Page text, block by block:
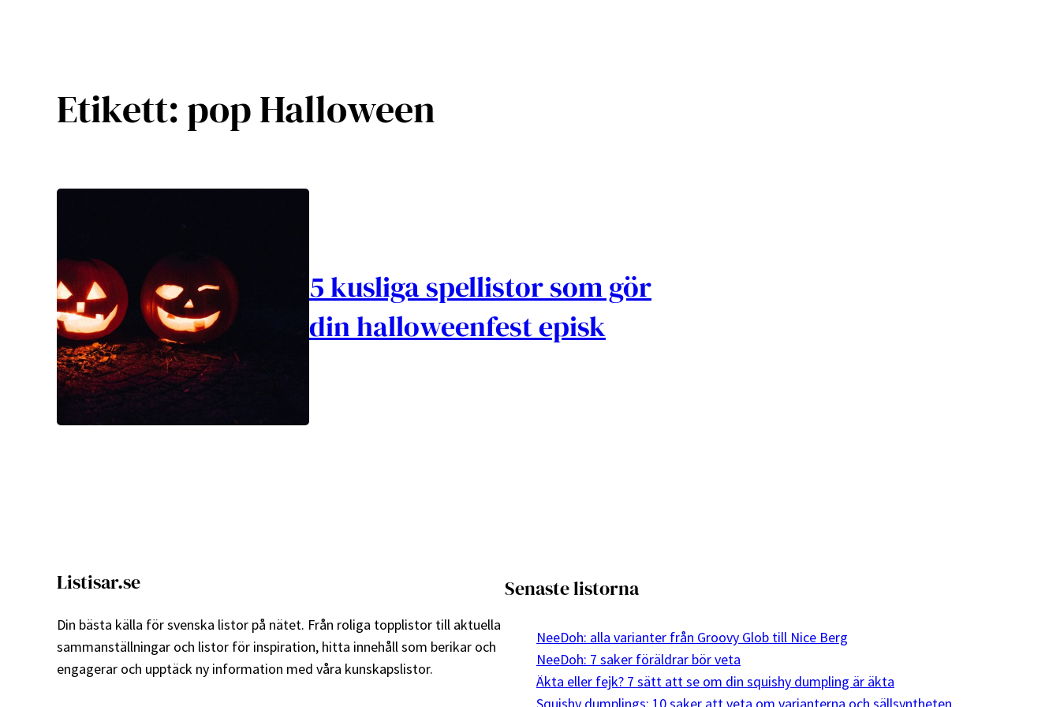
Etikett:pop Halloween
5 kusliga spellistor som gör
din halloweenfest episk
Listisar.se
Din bästa källa för svenska listor på nätet. Från roliga topplistor till aktuella
sammanställningar och listor för inspiration, hitta innehåll som berikar och
engagerar och upptäck ny information med våra kunskapslistor.
Senaste listorna
NeeDoh: alla varianter från Groovy Glob till Nice Berg
NeeDoh: 7 saker föräldrar bör veta
Äkta eller fejk? 7 sätt att se om din squishy dumpling är äkta